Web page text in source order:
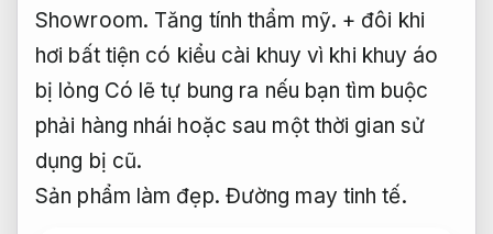
Showroom. Tăng tính thẩm mỹ. + đôi khi
hơi bất tiện có kiểu cài khuy vì khi khuy áo
bị lỏng Có lẽ tự bung ra nếu bạn tìm buộc
phải hàng nhái hoặc sau một thời gian sử
dụng bị cũ.
Sản phẩm làm đẹp. Đường may tinh tế.